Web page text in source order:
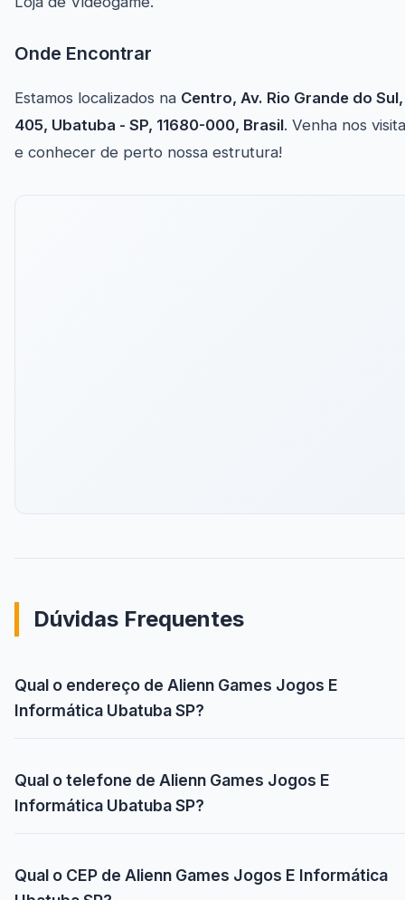
Onde Encontrar
Estamos localizados na Centro, Av. Rio Grande do Sul,
405, Ubatuba - SP, 11680-000, Brasil. Venha nos
e conhecer de perto nossa estrutura!
Dúvidas Frequentes
Qual o endereço de Alienn Games Jogos E
Informática Ubatuba SP?
Qual o telefone de Alienn Games Jogos E
Informática Ubatuba SP?
Qual o CEP de Alienn Games Jogos E Informática